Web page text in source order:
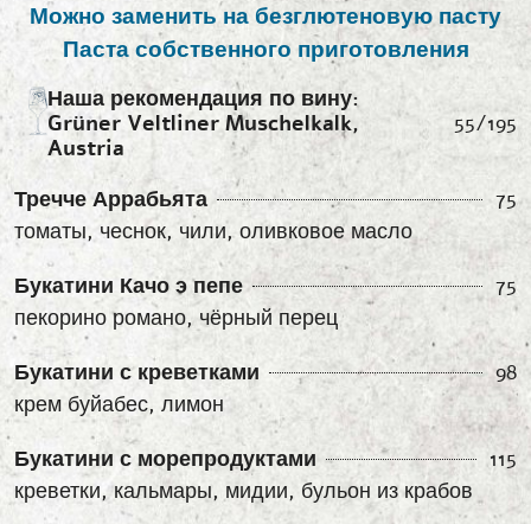
Можно заменить на безглютеновую пасту
Паста собственного приготовления
Наша рекомендация по вину:
Grüner Veltliner Muschelkalk,
Austria
55/195
Тречче Аррабьята
75
томаты, чеснок, чили, оливковое масло
Букатини Качо э пепе
75
пекорино романо, чёрный перец
Букатини с креветками
98
крем буйабес, лимон
Букатини с морепродуктами
115
креветки, кальмары, мидии, бульон из крабов